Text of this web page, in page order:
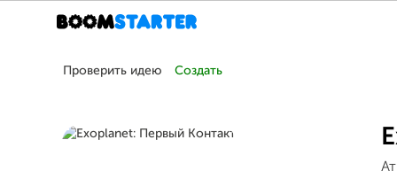
Проверить идею Создать